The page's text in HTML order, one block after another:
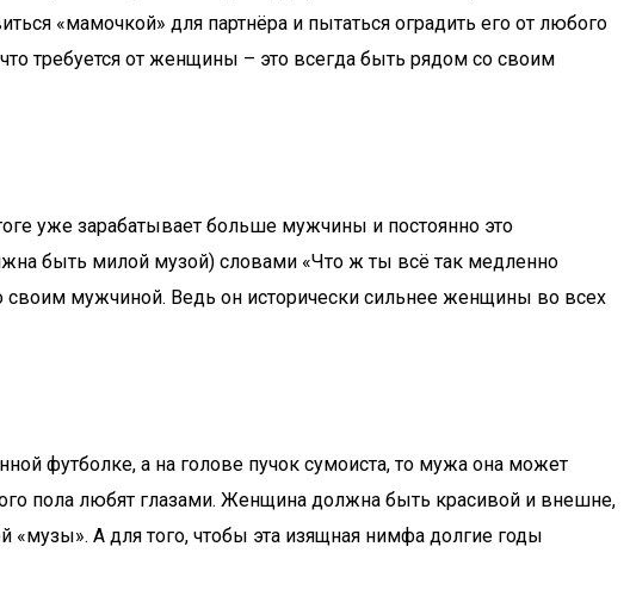
«мамочкой» для партнёра и пытаться оградить его от любого
требуется от женщины – это всегда быть рядом со своим
уже зарабатывает больше мужчины и постоянно это
быть милой музой) словами «Что ж ты всё так медленно
своим мужчиной. Ведь он исторически сильнее женщины во всех
футболке, а на голове пучок сумоиста, то мужа она может
пола любят глазами. Женщина должна быть красивой и внешне,
А для того, чтобы эта изящная нимфа долгие годы